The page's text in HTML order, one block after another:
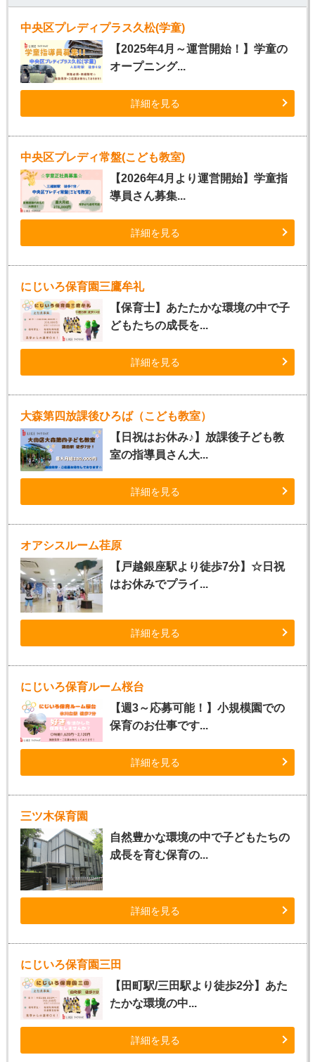
中央区プレディプラス久松(学童)
【2025年4月～運営開始！】学童の
オープニング...
詳細を見る
中央区プレディ常盤(こども教室)
【2026年4月より運営開始】学童指
導員さん募集...
詳細を見る
にじいろ保育園三鷹牟礼
【保育士】あたたかな環境の中で子
どもたちの成長を...
詳細を見る
大森第四放課後ひろば（こども教室）
【日祝はお休み♪】放課後子ども教
室の指導員さん大...
詳細を見る
オアシスルーム荏原
【戸越銀座駅より徒歩7分】☆日祝
はお休みでプライ...
詳細を見る
にじいろ保育ルーム桜台
【週3～応募可能！】小規模園での
保育のお仕事です...
詳細を見る
三ツ木保育園
自然豊かな環境の中で子どもたちの
成長を育む保育の...
詳細を見る
にじいろ保育園三田
【田町駅/三田駅より徒歩2分】あた
たかな環境の中...
詳細を見る